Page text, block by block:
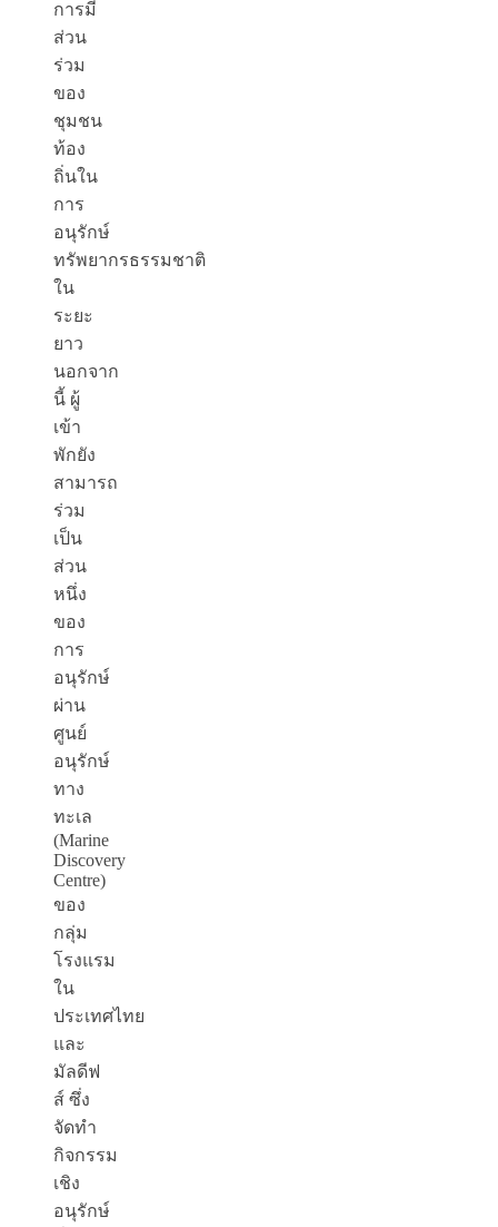
การมี
ส่วน
ร่วม
ของ
ชุมชน
ท้อง
ถิ่นใน
การ
อนุรักษ์
ทรัพยากรธรรมชาติ
ใน
ระยะ
ยาว
นอกจาก
นี้ ผู้
เข้า
พักยัง
สามารถ
ร่วม
เป็น
ส่วน
หนึ่ง
ของ
การ
อนุรักษ์
ผ่าน
ศูนย์
อนุรักษ์
ทาง
ทะเล
(Marine
Discovery
Centre)
ของ
กลุ่ม
โรงแรม
ใน
ประเทศไทย
และ
มัลดีฟ
ส์ ซึ่ง
จัดทำ
กิจกรรม
เชิง
อนุรักษ์